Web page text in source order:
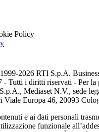
Policy
2026 RTI S.p.A.
- Tutti i diritti riservati - Per la
Mediaset N.V., sede
Viale Europa 46, 20093
e ai dati personali
funzionale